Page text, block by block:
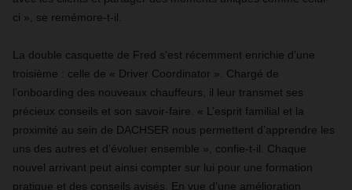
ci », se remémore-t-il.
La double casquette de Fred s'est récemment enrichie d’une
troisième : celle de « Driver Coordinator ». Chargé de
l’onboarding des nouveaux chauffeurs, il leur transmet ses
précieux conseils et son savoir-faire. « L’esprit familial et la
proximité au sein de DACHSER nous permettent d’apprendre les
uns des autres et d’évoluer ensemble », confie-t-il. Chaque
nouvel arrivant peut ainsi compter sur lui pour une formation
pratique et des conseils avisés. En vue d’une amélioration